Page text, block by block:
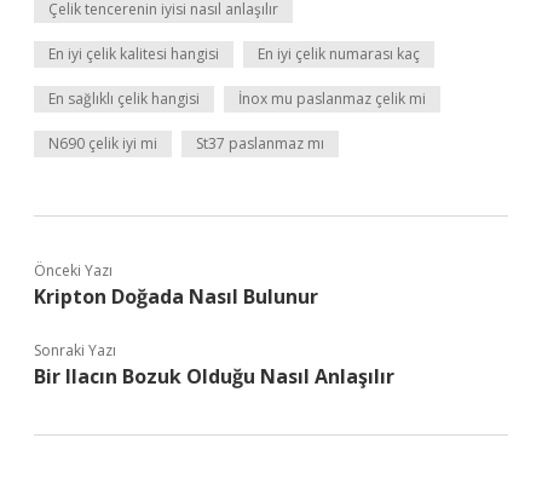
Çelik tencerenin iyisi nasıl anlaşılır
En iyi çelik kalitesi hangisi En iyi çelik numarası kaç
En sağlıklı çelik hangisi İnox mu paslanmaz çelik mi
N690 çelik iyi mi St37 paslanmaz mı
Önceki Yazı
Kripton Doğada Nasıl Bulunur
Sonraki Yazı
Bir Ilacın Bozuk Olduğu Nasıl Anlaşılır